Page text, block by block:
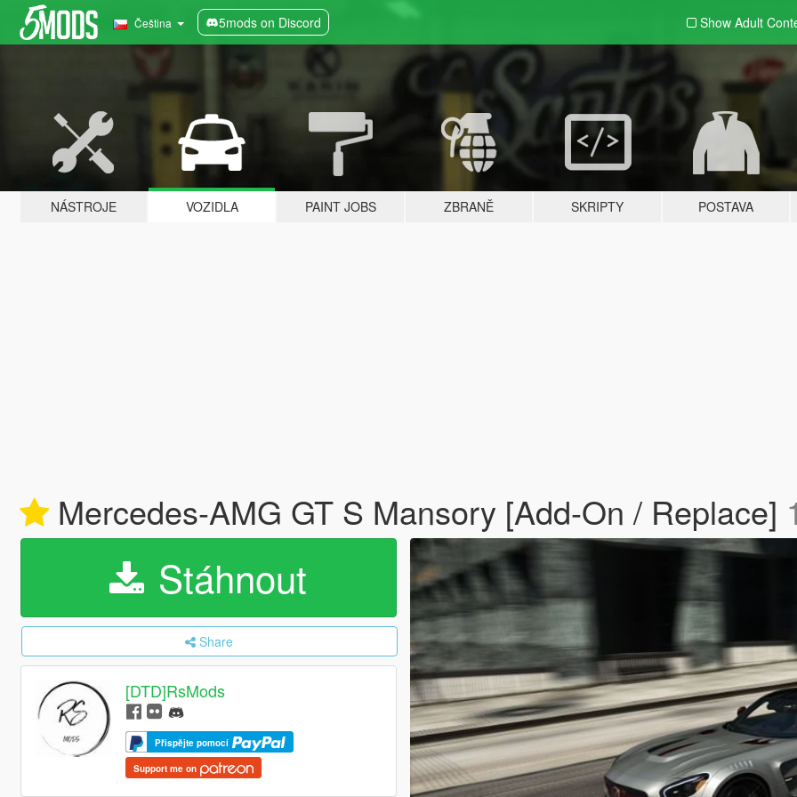
Čeština 5mods on Discord Show Adult
NÁSTROJE VOZIDLA PAINT JOBS ZBRANĚ SKRIPTY POSTAVA
Mercedes-AMG GT S Mansory [Add-On / Replace]
Stáhnout
Share
[DTD]RsMods
Přispějte pomocí
Support me on